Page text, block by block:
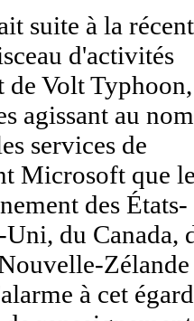
suite à la
d'activités
de Volt Typhoon,
agissant au nom
services de
Microsoft que
des États-
du Canada,
Zélande
à cet